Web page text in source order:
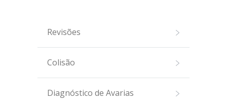
Revisões
Colisão
Diagnóstico de Avarias